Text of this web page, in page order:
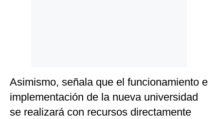
Asimismo, señala que el funcionamiento e
implementación de la nueva universidad
se realizará con recursos directamente